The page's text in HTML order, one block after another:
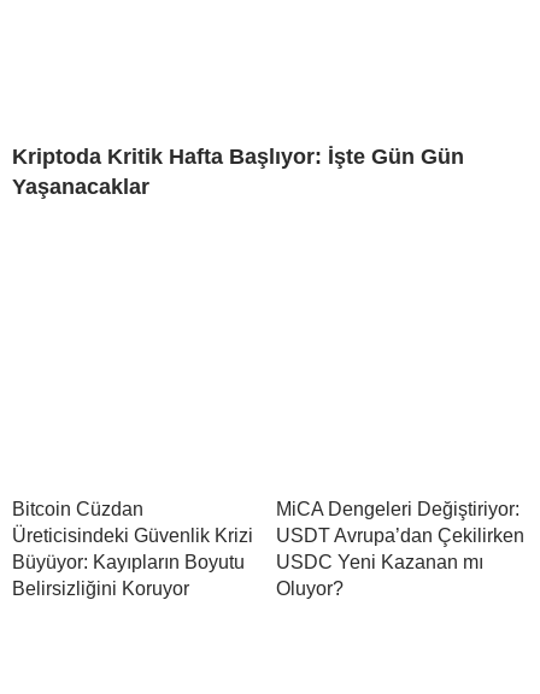
Kriptoda Kritik Hafta Başlıyor: İşte Gün Gün
Yaşanacaklar
Bitcoin Cüzdan
Üreticisindeki Güvenlik Krizi
Büyüyor: Kayıpların Boyutu
Belirsizliğini Koruyor
MiCA Dengeleri Değiştiriyor:
USDT Avrupa’dan Çekilirken
USDC Yeni Kazanan mı
Oluyor?